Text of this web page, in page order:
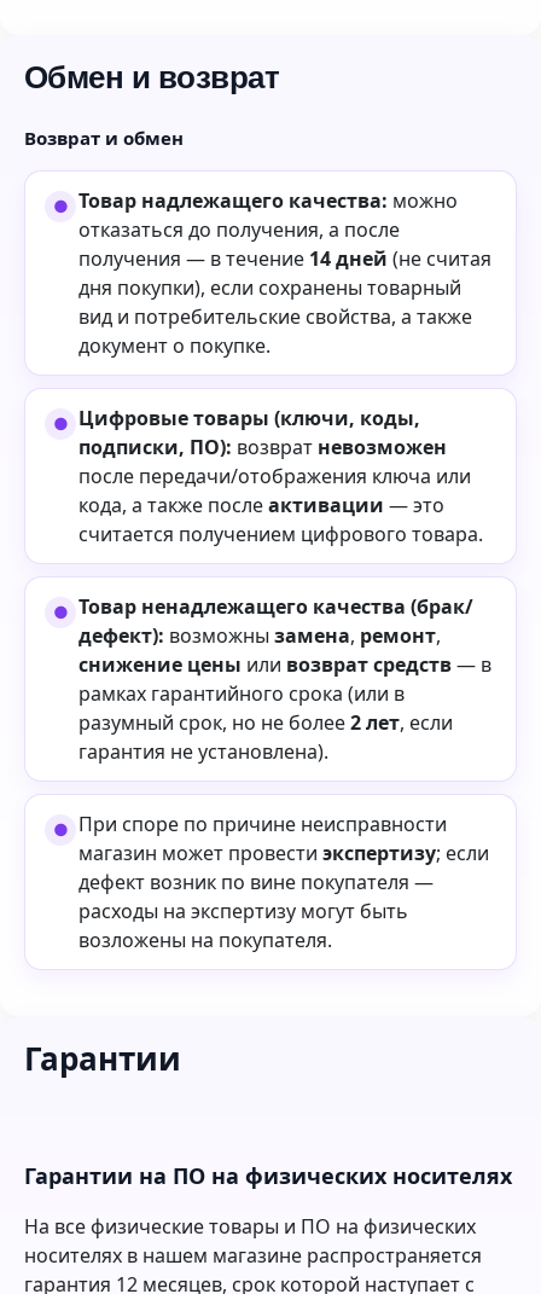
Обмен и возврат
Возврат и обмен
Товар надлежащего качества: можно
отказаться до получения, а после
получения — в течение 14 дней (не считая
дня покупки), если сохранены товарный
вид и потребительские свойства, а также
документ о покупке.
Цифровые товары (ключи, коды,
подписки, ПО): возврат невозможен
после передачи/отображения ключа или
кода, а также послеактивации — это
считается получением цифрового товара.
Товар ненадлежащего качества (брак/
дефект): возможны замена, ремонт,
снижение цены или возврат средств— в
рамках гарантийного срока (или в
разумный срок, но не более2 лет, если
гарантия не установлена).
При споре по причине неисправности
магазин может провести экспертизу; если
дефект возник по вине покупателя —
расходы на экспертизу могут быть
возложены на покупателя.
Гарантии
Гарантии на ПО на физических носителях
На все физические товары и ПО на физических
носителях в нашем магазине распространяется
гарантия 12 месяцев, срок которой наступает с